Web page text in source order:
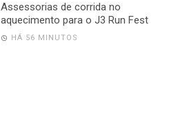
Assessorias de corrida no
aquecimento para o J3 Run Fest
HÁ 56 MINUTOS